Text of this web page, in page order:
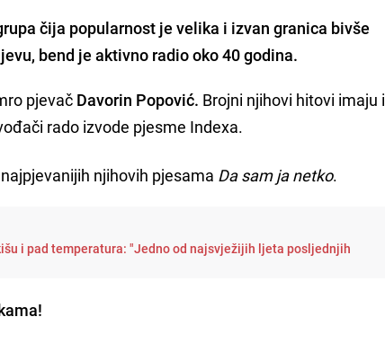
čija popularnost je velika i izvan granica bivše
bend je aktivno radio oko 40 godina.
pjevač Davorin Popović. Brojni njihovi hitovi imaju i
rado izvode pjesme Indexa.
njihovih pjesama Da sam ja netko.
i pad temperatura: "Jedno od najsvježijih ljeta posljednjih